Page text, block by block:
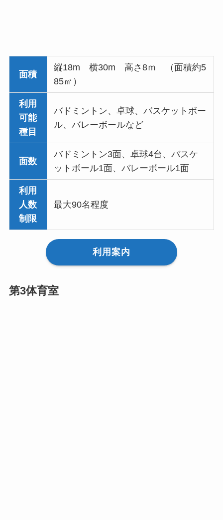
面積
縦18m 横30m 高さ8ｍ （面積約5
85㎡）
利用
可能
種目
バドミントン、卓球、バスケットボー
ル、バレーボールなど
面数
バドミントン3面、卓球4台、バスケ
ットボール1面、バレーボール1面
利用
人数
制限
最大90名程度
利用案内
第3体育室